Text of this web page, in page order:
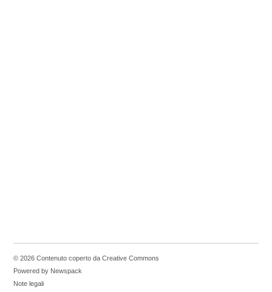
© 2026 Contenuto coperto da Creative Commons
Powered by Newspack
Note legali